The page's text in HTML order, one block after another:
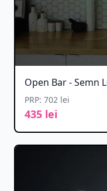
Open Bar - Semn
PRP: 702 lei
435 lei